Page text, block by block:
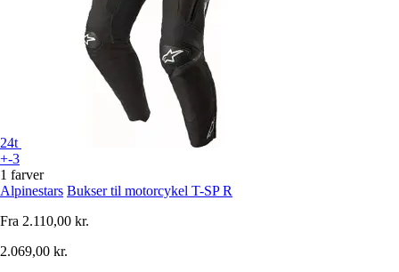
24t
+-3
1 farver
Alpinestars Bukser til motorcykel T-SP R
Fra 2.110,00 kr.
2.069,00 kr.